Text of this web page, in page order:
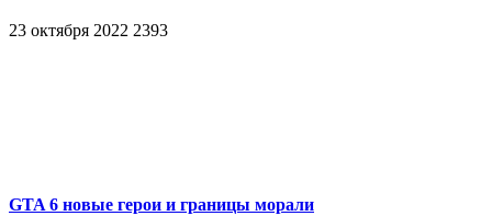
23 октября 2022 2393
GTA 6 новые герои и границы морали